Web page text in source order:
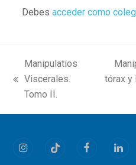
Debes acceder como
previous
post:
Manipulatios
Viscerales.
Tomo II.
next
tórax y
InstagramTiktok Facebook